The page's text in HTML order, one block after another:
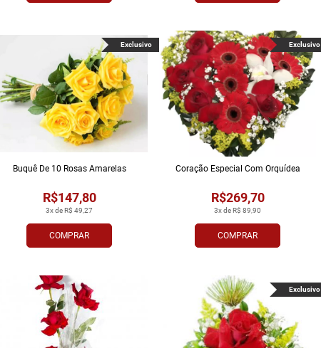
COMPRAR
3x de R$ 49,27
R$147,80
Buquê De 10 Rosas Amarelas
Exclusivo
COMPRAR
3x de R$ 89,90
R$269,70
Coração Especial Com Orquídea
Exclusivo
Exclusivo